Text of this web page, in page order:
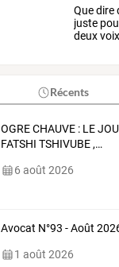
Quedire
juste
deux
Récents
OGRECHAUVE:LE
FATSHI TSHIVUBE,…
6 août 2026
Avocat N°93 - Août
1 août 2026